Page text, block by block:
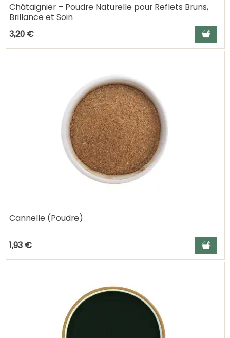
Châtaignier – Poudre Naturelle pour Reflets Bruns,
Brillance et Soin
3,20 €
Ajouter
Cannelle (Poudre)
1,93 € Ajouter